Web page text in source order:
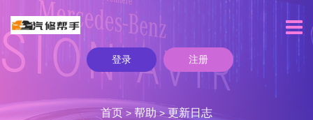
登录 注册
首页 > 帮助>更新日志